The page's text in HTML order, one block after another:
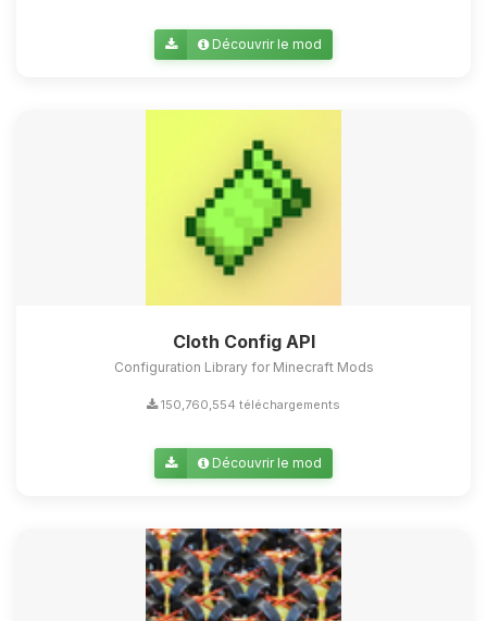
Découvrir le mod
Cloth Config API
Configuration Library for Minecraft Mods
150,760,554 téléchargements
Découvrir le mod